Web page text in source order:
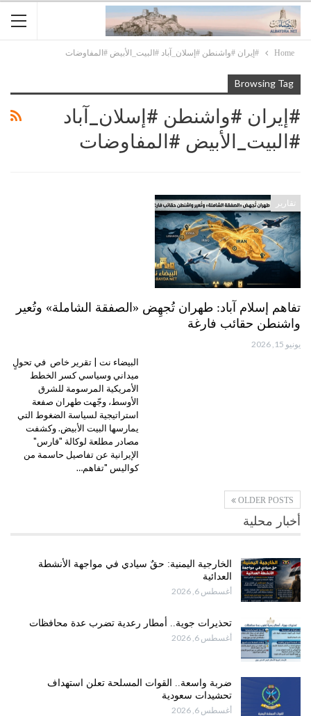
Home #إيران #واشنطن #إسلان_آباد #البيت_الأبيض #المفاوضات
Browsing Tag
#إيران #واشنطن #إسلان_آباد
#البيت_الأبيض #المفاوضات
تقارير
تفاهم إسلام آباد: طهران تُجهِض «الصفقة الشاملة» وتُعير
واشنطن حقائب فارغة
يونيو 15, 2026
البيضاء نت | تقرير خاص في تحولٍ
ميداني وسياسي كسر الخطط
الأمريكية المرسومة للشرق
الأوسط، وجّهت طهران صفعة
استراتيجية لسياسة الضغوط التي
يمارسها البيت الأبيض. وكشفت
مصادر مطلعة لوكالة "فارس"
الإيرانية عن تفاصيل حاسمة من
كواليس "تفاهم…
OLDER POSTS
أخبار محلية
الخارجية اليمنية: حقٌ سيادي في مواجهة الأنشطة
العدائية
أغسطس 6, 2026
تحذيرات جوية.. أمطار رعدية تضرب عدة محافظات
أغسطس 6, 2026
ضربة واسعة.. القوات المسلحة تعلن استهداف
تحشيدات سعودية
أغسطس 6, 2026